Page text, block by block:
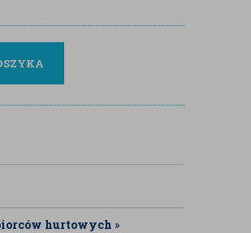
hurtowych »